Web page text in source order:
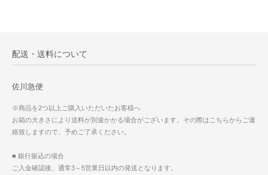
配送・送料について
佐川急便
※商品を2つ以上ご購入いただいたお客様へ
お箱の大きさにより送料が別途かかる場合がございます。その際はこちらからご連
絡致しますので、予めご了承ください。
■ 銀行振込の場合
ご入金確認後、通常3～5営業日以内の発送となります。